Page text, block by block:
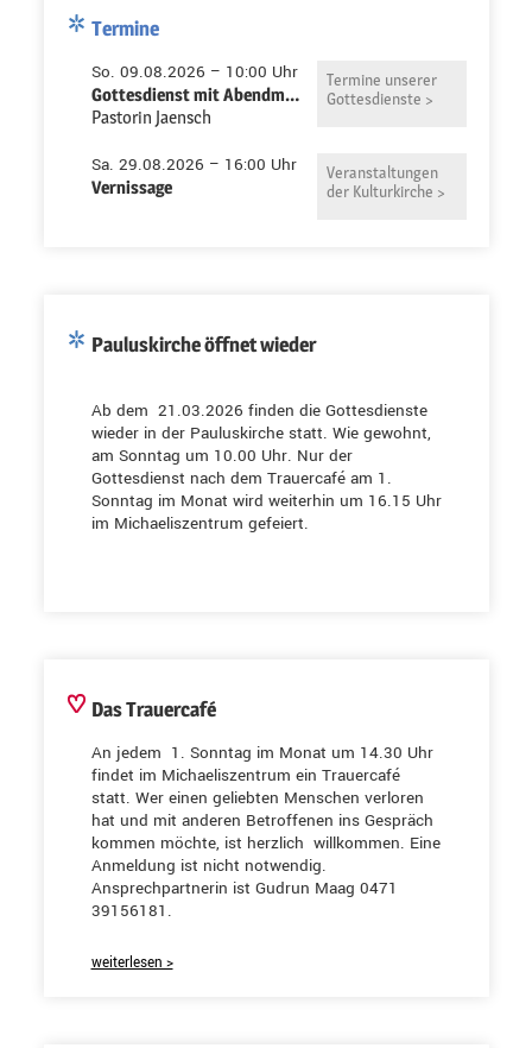
Termine
So. 09.08.2026 – 10:00 Uhr
Gottesdienst mit Abendmahl in der Pauluskirche
Pastorin Jaensch
Termine unserer
Gottesdienste >
Sa. 29.08.2026 – 16:00 Uhr
Vernissage
Veranstaltungen
der Kulturkirche >
Pauluskirche öffnet wieder
Ab dem 21.03.2026 finden die Gottesdienste
wieder in der Pauluskirche statt. Wie gewohnt,
am Sonntag um 10.00 Uhr. Nur der
Gottesdienst nach dem Trauercafé am 1.
Sonntag im Monat wird weiterhin um 16.15 Uhr
im Michaeliszentrum gefeiert.
Das Trauercafé
An jedem 1. Sonntag im Monat um 14.30 Uhr
findet im Michaeliszentrum ein Trauercafé
statt. Wer einen geliebten Menschen verloren
hat und mit anderen Betroffenen ins Gespräch
kommen möchte, ist herzlich willkommen. Eine
Anmeldung ist nicht notwendig.
Ansprechpartnerin ist Gudrun Maag 0471
39156181.
weiterlesen >